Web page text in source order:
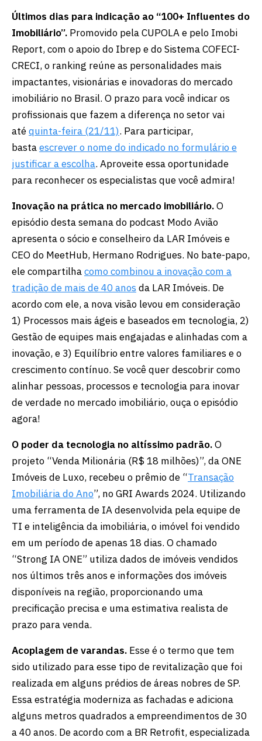
Últimos dias para indicação ao “100+ Influentes do
Imobiliário”. Promovido pela CUPOLA e pelo Imobi
Report, com o apoio do Ibrep e do Sistema COFECI-
CRECI, o ranking reúne as personalidades mais
impactantes, visionárias e inovadoras do mercado
imobiliário no Brasil. O prazo para você indicar os
profissionais que fazem a diferença no setor vai
atéquinta-feira (21/11). Para participar,
bastaescrever o nome do indicado no formulário e
justificar a escolha. Aproveite essa oportunidade
para reconhecer os especialistas que você admira!
Inovação na prática no mercado imobiliário.O
episódio desta semana do podcast Modo Avião
apresenta o sócio e conselheiro da LAR Imóveis e
CEO do MeetHub, Hermano Rodrigues. No bate-papo,
ele compartilhacomo combinou a inovação com a
tradição de mais de 40 anos da LAR Imóveis. De
acordo com ele, a nova visão levou em consideração
1) Processos mais ágeis e baseados em tecnologia, 2)
Gestão de equipes mais engajadas e alinhadas com a
inovação, e 3) Equilíbrio entre valores familiares e o
crescimento contínuo. Se você quer descobrir como
alinhar pessoas, processos e tecnologia para inovar
de verdade no mercado imobiliário, ouça o episódio
agora!
O poder da tecnologia no altíssimo padrão.O
projeto “Venda Milionária (R$ 18 milhões)”, da ONE
Imóveis de Luxo, recebeu o prêmio de “Transação
Imobiliária do Ano”, no GRI Awards 2024. Utilizando
uma ferramenta de IA desenvolvida pela equipe de
TI e inteligência da imobiliária, o imóvel foi vendido
em um período de apenas 18 dias. O chamado
“Strong IA ONE” utiliza dados de imóveis vendidos
nos últimos três anos e informações dos imóveis
disponíveis na região, proporcionando uma
precificação precisa e uma estimativa realista de
prazo para venda.
Acoplagem de varandas. Esse é o termo que tem
sido utilizado para esse tipo de revitalização que foi
realizada em alguns prédios de áreas nobres de SP.
Essa estratégia moderniza as fachadas e adiciona
alguns metros quadrados a empreendimentos de 30
a 40 anos. De acordo com a BR Retrofit, especializada